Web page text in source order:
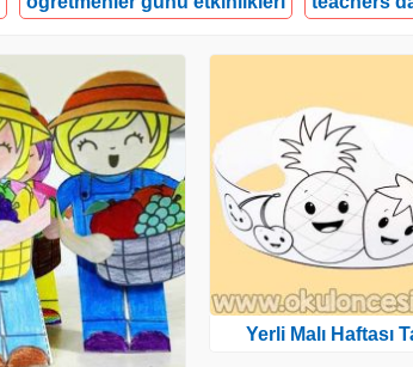
Yerli Malı Haftası